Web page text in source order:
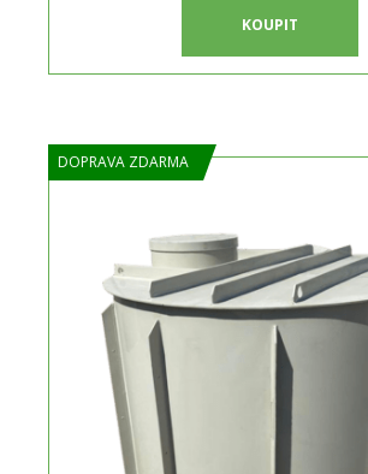
KOUPIT
DOPRAVA ZDARMA